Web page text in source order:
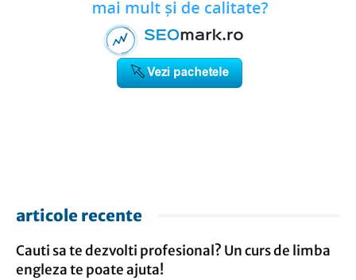
articole recente
Cauti sa te dezvolti profesional? Un curs de limba
engleza te poate ajuta!